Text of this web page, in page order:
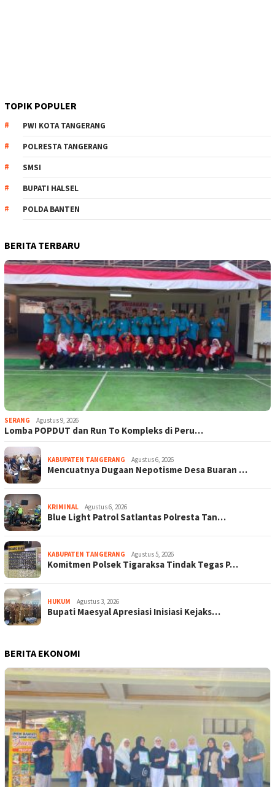
TOPIK POPULER
PWI KOTA TANGERANG
POLRESTA TANGERANG
SMSI
BUPATI HALSEL
POLDA BANTEN
BERITA TERBARU
SERANG Agustus 9, 2026
Lomba POPDUT dan Run To Kompleks di Peru…
KABUPATEN TANGERANG Agustus 6, 2026
Mencuatnya Dugaan Nepotisme Desa Buaran …
KRIMINAL Agustus 6, 2026
Blue Light Patrol Satlantas Polresta Tan…
KABUPATEN TANGERANG Agustus 5, 2026
Komitmen Polsek Tigaraksa Tindak Tegas P…
HUKUM Agustus 3, 2026
Bupati Maesyal Apresiasi Inisiasi Kejaks…
BERITA EKONOMI